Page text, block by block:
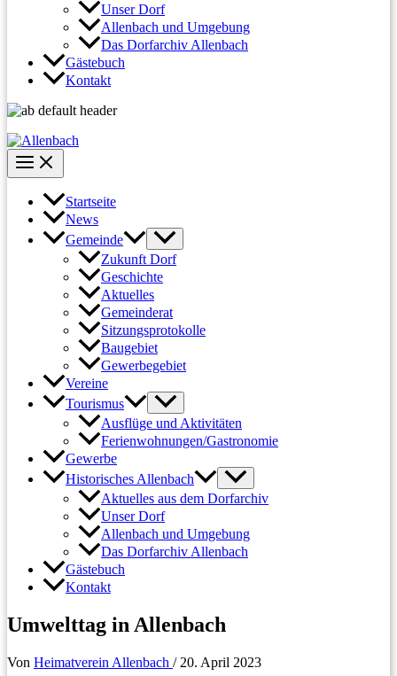
Unser Dorf
Allenbach und Umgebung
Das Dorfarchiv Allenbach
Gästebuch
Kontakt
Startseite
News
Gemeinde
Zukunft Dorf
Geschichte
Aktuelles
Gemeinderat
Sitzungsprotokolle
Baugebiet
Gewerbegebiet
Vereine
Tourismus
Ausflüge und Aktivitäten
Ferienwohnungen/Gastronomie
Gewerbe
Historisches Allenbach
Aktuelles aus dem Dorfarchiv
Unser Dorf
Allenbach und Umgebung
Das Dorfarchiv Allenbach
Gästebuch
Kontakt
Umwelttag in Allenbach
Von Heimatverein Allenbach / 20. April 2023